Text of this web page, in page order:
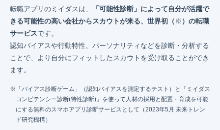
転職アプリのミイダスは、
「可能性診断」によって自分が活躍で
きる可能性の高い会社からスカウトが来る、世界初（※ ）の転職
サービスです。
認知バイアスや行動特性、パーソナリティなどを診断・分析する
ことで、より自分にフィットしたスカウトを受け取ることができ
ます。
「バイアス診断ゲーム」（認知バイアスを測定するテスト）と「ミイダス
コンピテンシー診断(特性診断)」を使って人材の採用と配置・育成を可能
にする無料のスマホアプリ診断サービスとして（2023年5月 未来トレン
ド研究機構）